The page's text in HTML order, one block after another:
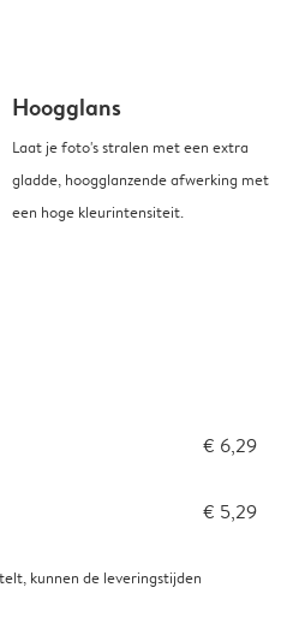
Hoogglans
Laat je foto's stralen met een extra
gladde, hoogglanzende afwerking met
een hoge kleurintensiteit.
€ 6,29
€ 5,29
kunnen de leveringstijden